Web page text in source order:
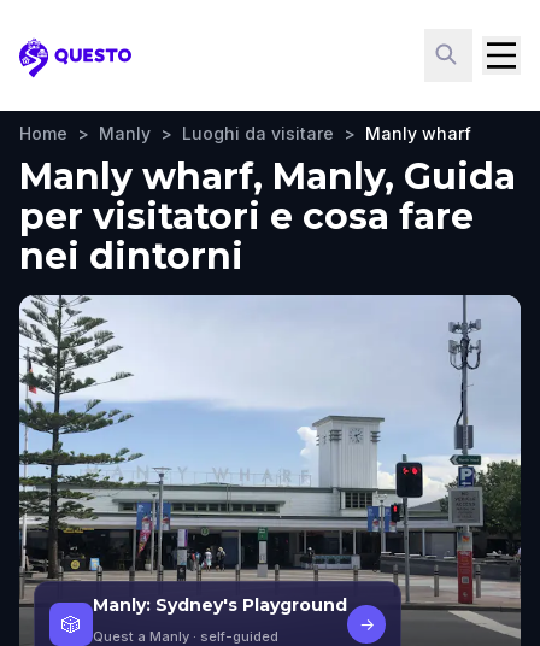
Questo
Home > Manly > Luoghi da visitare > Manly wharf
Manly wharf, Manly, Guida
per visitatori e cosa fare
nei dintorni
🎲
Manly: Sydney's Playground
Quest a Manly · self-guided
→